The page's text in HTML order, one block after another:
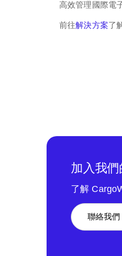
高效管理國際電
前往解決方案了
加入我
了解
聯絡我們